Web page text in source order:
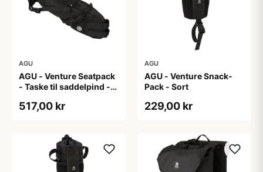
AGU
AGU - Venture Seatpack
- Taske til saddelpind -
517,00 kr
AGU
AGU - Venture Snack-
Pack - Sort
229,00 kr